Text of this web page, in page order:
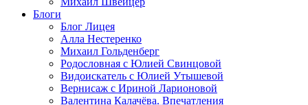
Блоги
Блог Лицея
Алла Нестеренко
Михаил Гольденберг
Родословная с Юлией Свинцовой
Видоискатель с Юлией Утышевой
Вернисаж с Ириной Ларионовой
Валентина Калачёва. Впечатления